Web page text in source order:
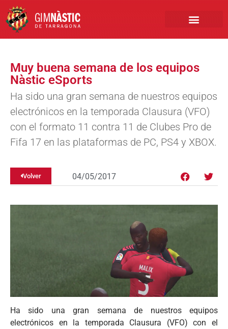
Muy buena semana de los equipos
Nàstic eSports
Ha sido una gran semana de nuestros equipos
electrónicos en la temporada Clausura (VFO)
con el formato 11 contra 11 de Clubes Pro de
Fifa 17 en las plataformas de PC, PS4 y XBOX.
Volver 04/05/2017
Ha sido una gran semana de nuestros equipos
electrónicos en la temporada Clausura (VFO) con el